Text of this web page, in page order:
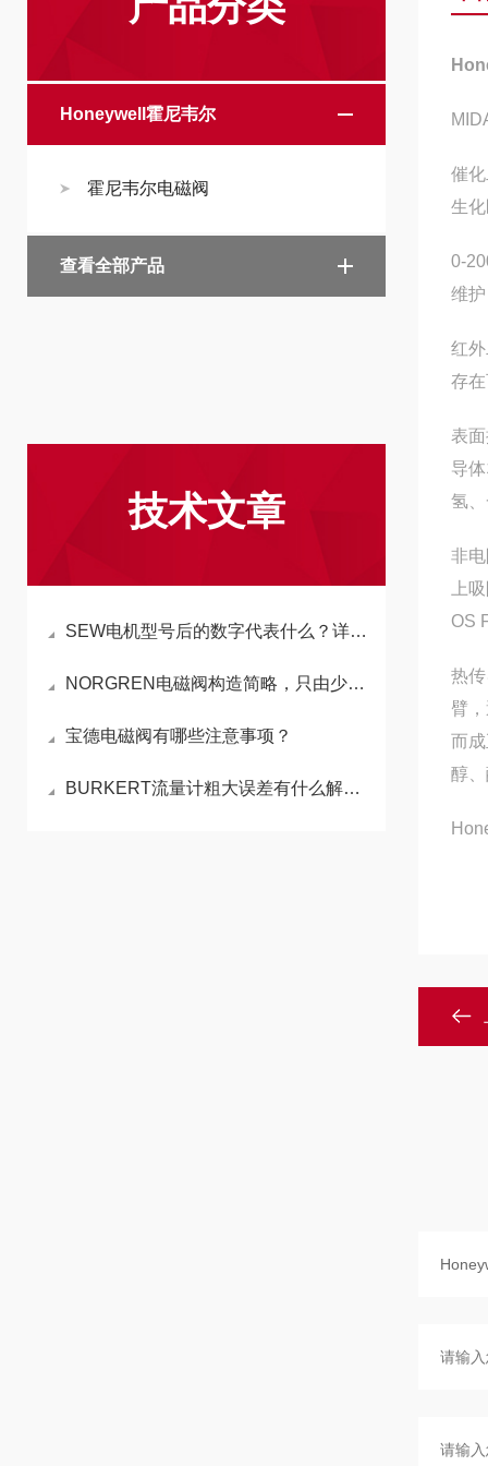
Honeywell霍尼韦尔
霍尼韦尔电磁阀
查看全部产品
技术文章
SEW电机型号后的数字代表什么？详解电机型号数字含义
NORGREN电磁阀构造简略，只由少数几个零件组成
宝德电磁阀有哪些注意事项？
BURKERT流量计粗大误差有什么解决方法
催
生
0-
维
红
存
表
导
氢
非
上
OS
热
臂
而
醇